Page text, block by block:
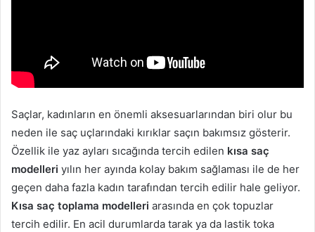
Saçlar, kadınların en önemli aksesuarlarından biri olur bu
neden ile saç uçlarındaki kırıklar saçın bakımsız gösterir.
Özellik ile yaz ayları sıcağında tercih edilen kısa saç
modelleri yılın her ayında kolay bakım sağlaması ile de her
geçen daha fazla kadın tarafından tercih edilir hale geliyor.
Kısa saç toplama modelleri arasında en çok topuzlar
tercih edilir. En acil durumlarda tarak ya da lastik toka